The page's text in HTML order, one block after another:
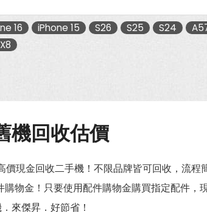
16 iPhone 15 S26 S25 S24
機回收估價
價現金回收二手機！不限品牌皆可回收，流程
購物金！只要使用配件購物金購買指定配件
．來傑昇．好節省！